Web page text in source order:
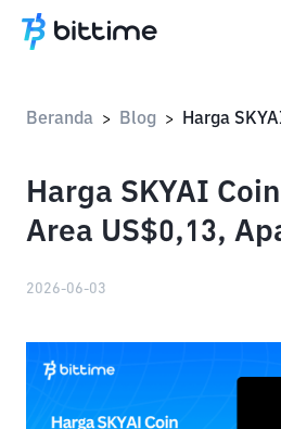
Beranda > Blog >
Harga SKYAI
Area US$0,13,
2026-06-03